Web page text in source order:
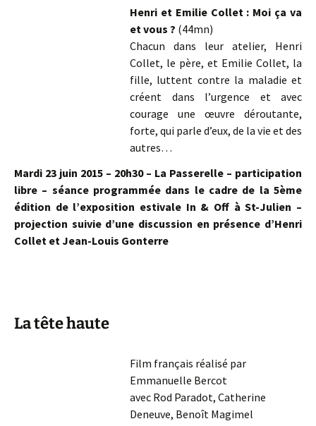
Henri et Emilie Collet : Moi ça va
et vous ? (44mn)
Chacun dans leur atelier, Henri
Collet, le père, et Emilie Collet, la
fille, luttent contre la maladie et
créent dans l’urgence et avec
courage une œuvre déroutante,
forte, qui parle d’eux, de la vie et des
autres…
Mardi 23 juin 2015 – 20h30 – La Passerelle – participation
libre – séance programmée dans le cadre de la 5ème
édition de l’exposition estivale In & Off à St-Julien –
projection suivie d’une discussion en présence d’Henri
Collet et Jean-Louis Gonterre
La tête haute
Film français réalisé par
Emmanuelle Bercot
avec Rod Paradot, Catherine
Deneuve, Benoît Magimel